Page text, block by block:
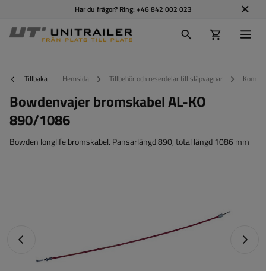
Har du frågor? Ring: +46 842 002 023
Tillbaka Hemsida Tillbehör och reserdelar till släpvagnar
Bowdenvajer bromskabel AL-KO
890/1086
Bowden longlife bromskabel. Pansarlängd 890, total längd 1086 mm
Föregående foto Nästa